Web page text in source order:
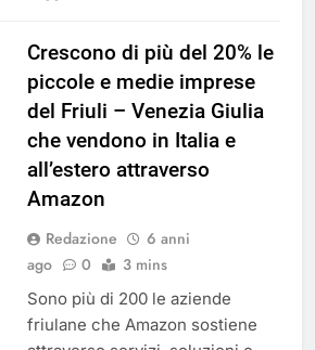
Crescono di più del 20% le
piccole e medie imprese
del Friuli – Venezia Giulia
che vendono in Italia e
all’estero attraverso
Amazon
Redazione
6 anni
ago
0 3 mins
Sono più di 200 le aziende
friulane che Amazon sostiene